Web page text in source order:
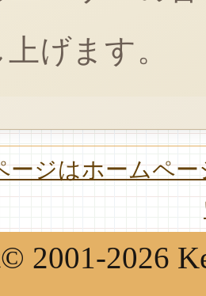
げます。
ージはホームペ
2001-2026